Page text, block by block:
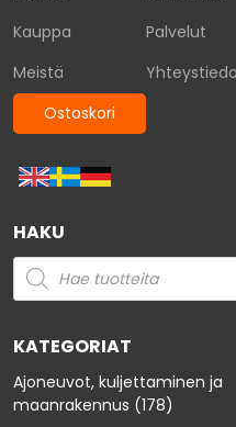
Kauppa
Palvelut
Meistä
Ostoskori
HAKU
KATEGORIAT
Ajoneuvot, kuljettaminen ja
maanrakennus (178)